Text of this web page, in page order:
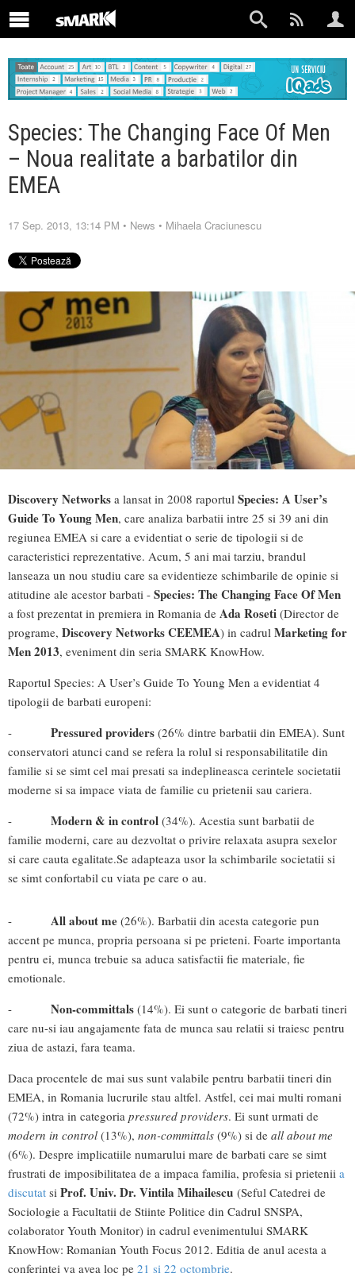
Species: The Changing Face Of Men
– Noua realitate a barbatilor din
EMEA
17 Sep. 2013, 13:14 PM • News • Mihaela Craciunescu
Discovery Networks a lansat in 2008 raportul Species: A User’s
Guide To Young Men, care analiza barbatii intre 25 si 39 ani din
regiunea EMEA si care a evidentiat o serie de tipologii si de
caracteristici reprezentative. Acum, 5 ani mai tarziu, brandul
lanseaza un nou studiu care sa evidentieze schimbarile de opinie si
atitudine ale acestor barbati - Species: The Changing Face Of Men
a fost prezentat in premiera in Romania de Ada Roseti (Director de
programe, Discovery Networks CEEMEA) in cadrul Marketing for
Men 2013, eveniment din seria SMARK KnowHow.
Raportul Species: A User’s Guide To Young Men a evidentiat 4
tipologii de barbati europeni:
- Pressured providers (26% dintre barbatii din EMEA). Sunt
conservatori atunci cand se refera la rolul si responsabilitatile din
familie si se simt cel mai presati sa indeplineasca cerintele societatii
moderne si sa impace viata de familie cu prietenii sau cariera.
- Modern & in control (34%). Acestia sunt barbatii de
familie moderni, care au dezvoltat o privire relaxata asupra sexelor
si care cauta egalitate.Se adapteaza usor la schimbarile societatii si
se simt confortabil cu viata pe care o au.
- All about me (26%). Barbatii din acesta categorie pun
accent pe munca, propria persoana si pe prieteni. Foarte importanta
pentru ei, munca trebuie sa aduca satisfactii fie materiale, fie
emotionale.
- Non-committals (14%). Ei sunt o categorie de barbati tineri
care nu-si iau angajamente fata de munca sau relatii si traiesc pentru
ziua de astazi, fara teama.
Daca procentele de mai sus sunt valabile pentru barbatii tineri din
EMEA, in Romania lucrurile stau altfel. Astfel, cei mai multi romani
(72%) intra in categoria pressured providers. Ei sunt urmati de
modern in control (13%), non-committals (9%) si de all about me
(6%). Despre implicatiile numarului mare de barbati care se simt
frustrati de imposibilitatea de a impaca familia, profesia si prietenii a
discutat si Prof. Univ. Dr. Vintila Mihailescu (Seful Catedrei de
Sociologie a Facultatii de Stiinte Politice din Cadrul SNSPA,
colaborator Youth Monitor) in cadrul evenimentului SMARK
KnowHow: Romanian Youth Focus 2012. Editia de anul acesta a
conferintei va avea loc pe 21 si 22 octombrie.